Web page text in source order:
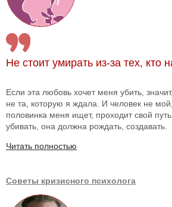
Не стоит умирать из-за тех, кто
Если эта любовь хочет меня убить,
не та, которую я ждала. И человек не
половинка меня ищет, проходит свой
убивать, она должна рождать, создавать.
Читать полностью
Советы кризисного психолога